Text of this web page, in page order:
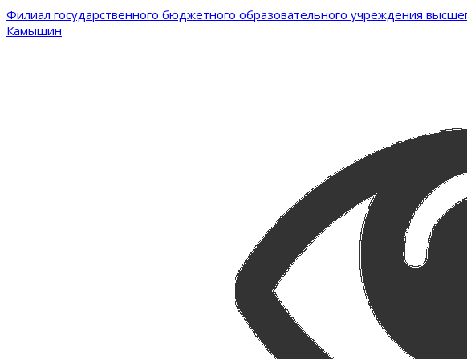
Филиал государственного бюджетного образовательного учреждения
Камышин